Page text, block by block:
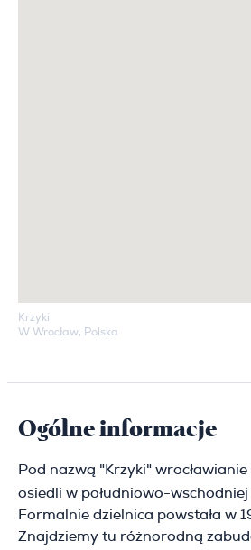
Krzyki
W Wrocław, Polska
Ogólne informacje
Pod nazwą "Krzyki"
osiedli w południowo-wschodniej
Formalnie dzielnica powstała w
Znajdziemy tu różnorodną